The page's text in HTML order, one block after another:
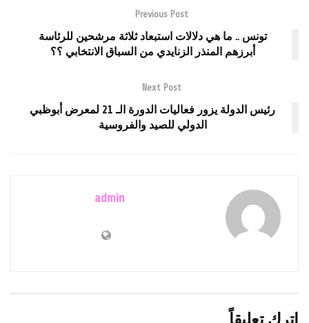
Previous Post
تونس .. ما هي دلالات استبعاد ثلاثة مرشحين للرئاسة
أبرزهم المنذر الزنايدي من السباق الانتخابي ؟؟
Next Post
رئيس الدولة يزور فعاليات الدورة الـ 21 لمعرض أبوظبي
الدولي للصيد والفروسية
admin